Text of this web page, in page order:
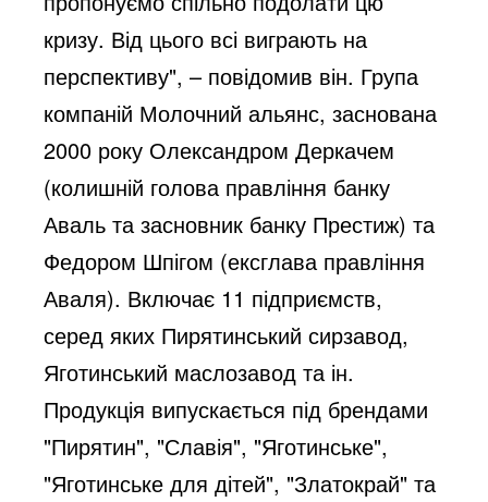
кризу. Від цього всі виграють на
перспективу", – повідомив він. Група
компаній Молочний альянс, заснована
2000 року Олександром Деркачем
(колишній голова правління банку
Аваль та засновник банку Престиж) та
Федором Шпігом (ексглава правління
Аваля). Включає 11 підприємств,
серед яких Пирятинський сирзавод,
Яготинський маслозавод та ін.
Продукція випускається під брендами
"Пирятин", "Славія", "Яготинське",
"Яготинське для дітей", "Златокрай" та